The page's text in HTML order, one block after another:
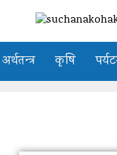
अर्थतन्त्र कृषि